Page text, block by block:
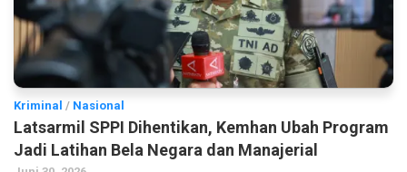
Kriminal / Nasional
Latsarmil SPPI Dihentikan, Kemhan Ubah Program
Jadi Latihan Bela Negara dan Manajerial